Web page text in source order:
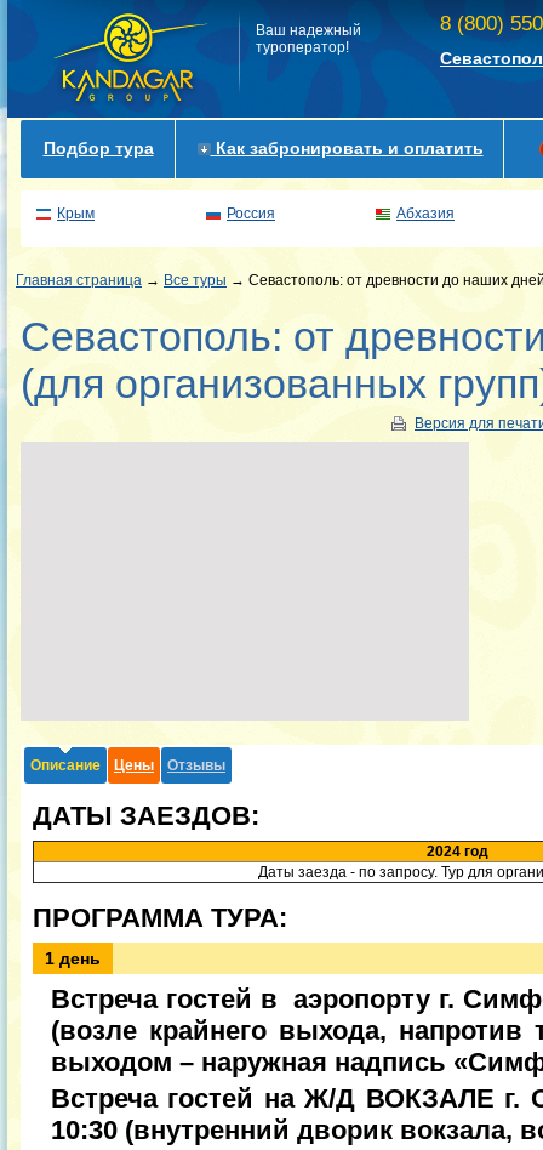
Ваш надежный
туроператор!
8 (800)
Подбор тура Как забронировать и оплатить
Крым Россия Абхазия
Главная страница → Все туры → Севастополь: от древности до наших
Севастополь: от
(для организованных
Версия для
Описание Цены Отзывы
ДАТЫ ЗАЕЗДОВ:
2024 год
Даты заезда - по запросу. Тур для
ПРОГРАММА ТУРА:
1 день
Встреча гостей в аэропорту г.
(возле крайнего выхода, напротив
выходом – наружная надпись
Встреча гостей на Ж/Д ВОКЗАЛЕ г.
10:30 (внутренний дворик вокзала,